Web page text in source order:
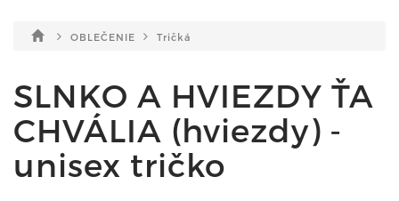
OBLEČENIE Tričká
SLNKO A HVIEZDY ŤA
CHVÁLIA (hviezdy) -
unisex tričko